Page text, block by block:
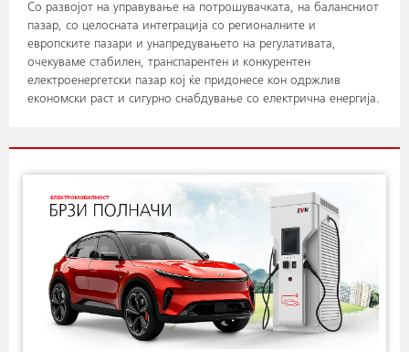
Со развојот на управување на потрошувачката, на балансниот
пазар, со целосната интеграција со регионалните и
европските пазари и унапредувањето на регулативата,
очекуваме стабилен, транспарентен и конкурентен
електроенергетски пазар кој ќе придонесе кон одржлив
економски раст и сигурно снабдување со електрична енергија.